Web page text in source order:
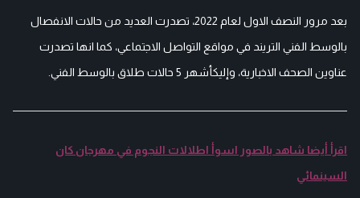
بعد مرور النصف الاول لعام 2022، تصدرت العديد من حالات الانفصال
بالوسط الفني التريند في مواقع التواصل الاجتماعي، كما انها تصدرت
عناوين الصحف الاخبارية، وإليكأشهر 5 حالات طلاق بالوسط الفني.
اقرأ أيضا شاهد بالصور اسوأ اطلالات النجوم في مهرجان كان
السينمائي